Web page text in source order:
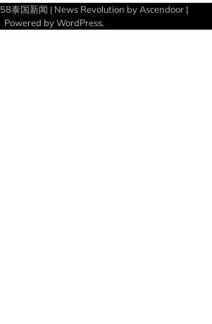
58泰国新闻 | News Revolution by Ascendoor|
Powered byWordPress.